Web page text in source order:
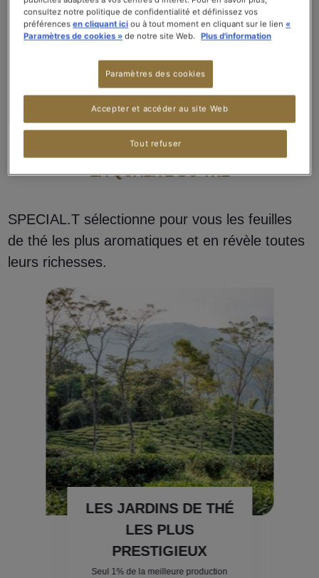
LA QUALITÉ DU THÉ
SPECIAL.T sélectionne pour vous les feuilles
de thé les plus aromatiques et en révèle toutes
leurs richesses.
LES JARDINS DE THÉ
LES PLUS
PRESTIGIEUX
Seul 1% de la meilleure production
consultez notre politique de confidentialité et définissez vos
préférencesen cliquant ici ou à tout moment en cliquant sur le lien«
Paramètres de cookies » de notre site Web. Plus d'information
Paramètres des cookies
Tout refuser
Accepter et accéder au site Web